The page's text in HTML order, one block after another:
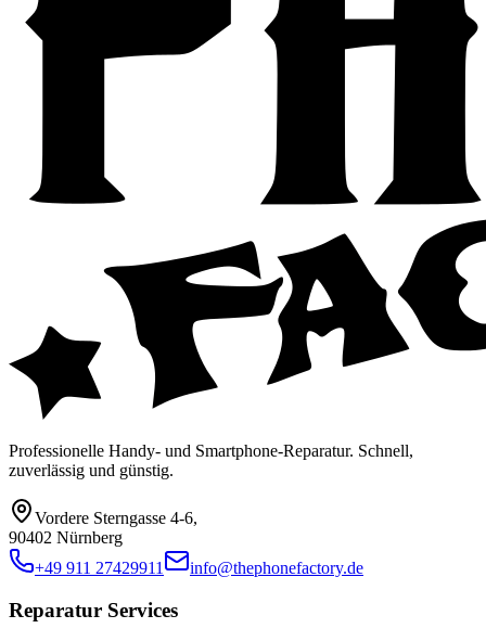
Professionelle Handy- und Smartphone-Reparatur. Schnell,
zuverlässig und günstig.
Vordere Sterngasse 4-6,
90402 Nürnberg
+49 911 27429911
info@thephonefactory.de
Reparatur Services